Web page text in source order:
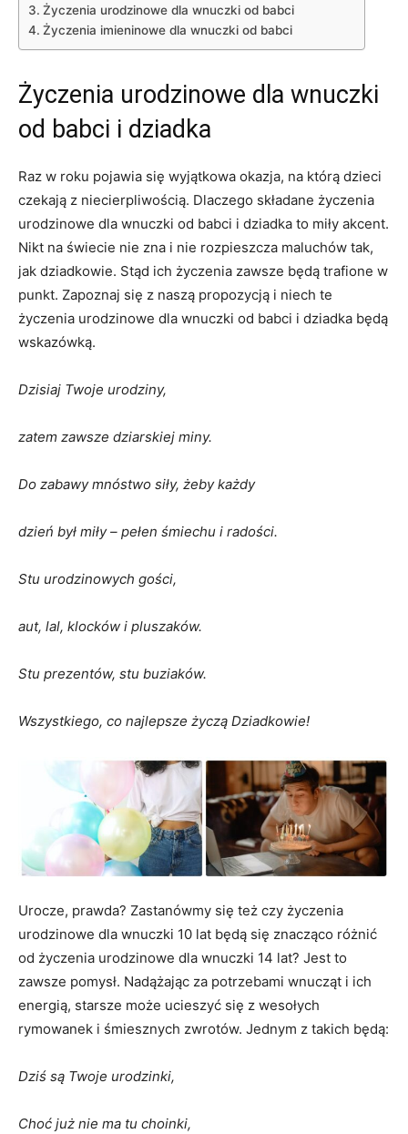
Życzenia urodzinowe dla wnuczki od babci
Życzenia imieninowe dla wnuczki od babci
Życzenia urodzinowe dla wnuczki
od babci i dziadka
Raz w roku pojawia się wyjątkowa okazja, na którą dzieci
czekają z niecierpliwością. Dlaczego składane życzenia
urodzinowe dla wnuczki od babci i dziadka to miły akcent.
Nikt na świecie nie zna i nie rozpieszcza maluchów tak,
jak dziadkowie. Stąd ich życzenia zawsze będą trafione w
punkt. Zapoznaj się z naszą propozycją i niech te
życzenia urodzinowe dla wnuczki od babci i dziadka będą
wskazówką.
Dzisiaj Twoje urodziny,
zatem zawsze dziarskiej miny.
Do zabawy mnóstwo siły, żeby każdy
dzień był miły – pełen śmiechu i radości.
Stu urodzinowych gości,
aut, lal, klocków i pluszaków.
Stu prezentów, stu buziaków.
Wszystkiego, co najlepsze życzą Dziadkowie!
Urocze, prawda? Zastanówmy się też czy życzenia
urodzinowe dla wnuczki 10 lat będą się znacząco różnić
od życzenia urodzinowe dla wnuczki 14 lat? Jest to
zawsze pomysł. Nadążając za potrzebami wnucząt i ich
energią, starsze może ucieszyć się z wesołych
rymowanek i śmiesznych zwrotów. Jednym z takich będą:
Dziś są Twoje urodzinki,
Choć już nie ma tu choinki,